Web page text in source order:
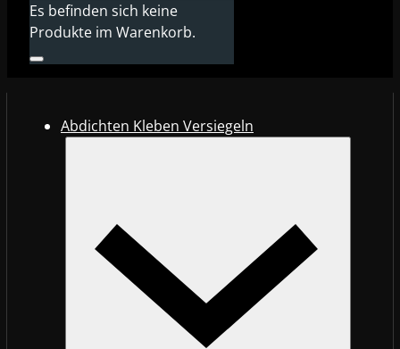
Es befinden sich keine
Produkte im Warenkorb.
Abdichten Kleben Versiegeln